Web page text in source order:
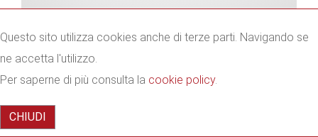
Questo sito utilizza cookies anche di terze parti. Navigando se
ne accetta l'utilizzo.
Per saperne di più consulta la cookie policy.
CHIUDI